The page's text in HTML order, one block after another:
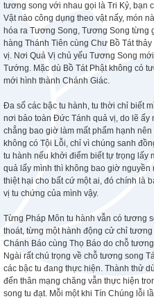
tương song với nhau gọi là Tri Kỷ, bạn
Vật nào công dụng theo vật nấy, món
hóa ra Tương Song, Tương Song từng
hàng Thánh Tiên cùng Chư Bồ Tát
vị. Nơi Quả Vị chủ yếu Tương Song
Tướng. Mặc dù Bồ Tát Phật không có
mới hình thành Chánh Giác.
Đa số các bậc tu hành, tu thời chỉ biết
nơi bảo toàn Đức Tánh quả vị, do lẽ ấy
chẳng bao giờ làm mất phẩm hạnh
không có Tội Lỗi, chỉ vì chúng sanh
tu hành nếu khởi điểm biết tự trọng lấy
quả lấy mình thì không bao giờ
thiệt hại cho bất cứ một ai, đó chính là
vị tu chứng của mình vậy.
Từng Pháp Môn tu hành vẫn có tương
thoát, từng một hành động cử chỉ
Chánh Báo cùng Thọ Báo do chỗ
Ngài rất chú trọng về chỗ tương song
các bậc tu đang thực hiện. Thành thử
đến thân mạng chăng vẫn thực hiện
song tu đạt. Mỗi một khi Tín Chúng lỗi